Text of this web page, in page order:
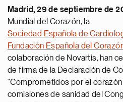
Madrid, 29 de septiembre de
Mundial del Corazón, la
Sociedad Española de
Fundación Española del
colaboración de Novartis, han
de firma de la Declaración de
“Comprometidos por el
comisiones de sanidad del